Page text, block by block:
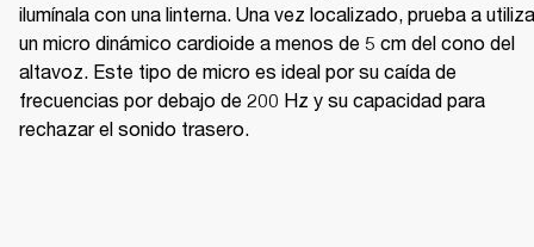
ilumínala con una linterna. Una vez localizado, prueba a
un micro dinámico cardioide a menos de 5 cm del cono del
altavoz. Este tipo de micro es ideal por su caída de
frecuencias por debajo de 200 Hz y su capacidad para
rechazar el sonido trasero.